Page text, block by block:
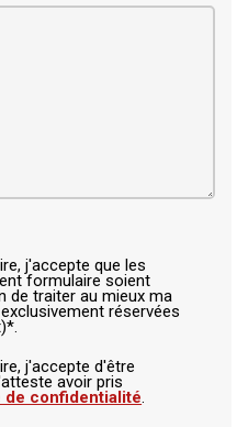
j'accepte que les
formulaire soient
de traiter au mieux ma
réservées
j'accepte d'être
avoir pris
de confidentialité.